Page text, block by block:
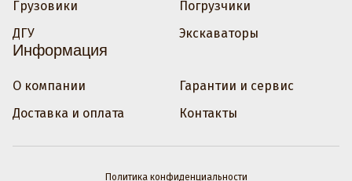
Грузовики
ДГУ
Погрузчики
Экскаваторы
Информация
О компании
Доставка и оплата
Гарантии и сервис
Контакты
Политика конфиденциальности